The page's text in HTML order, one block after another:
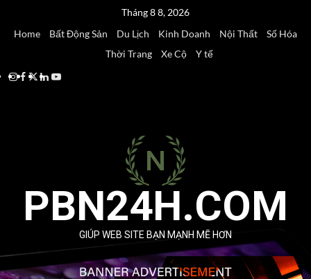
Tháng 8 8, 2026
Home
Bất Động Sản Du Lịch Kinh Doanh Nội Thất
Số Hóa
Thời Trang
Xe Cộ
Y tế
Instagram
Facebook
Twitter
Linkedin
Youtube
PBN24H.COM
GIÚP WEB SITE BẠN MẠNH MẼ HƠN